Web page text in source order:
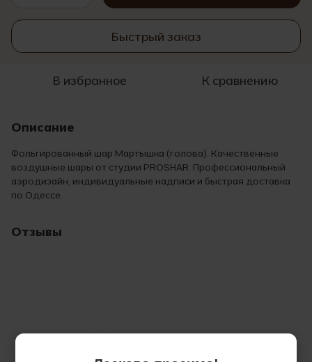
Быстрый заказ
В избранное К сравнению
Описание
Фольгированный шар Мартышка (голова). Качественные
воздушные шары от студии PROSHAR. Профессиональный
аэродизайн, индивидуальные надписи и быстрая доставка
по Одессе.
Отзывы
Добавьте первый отзыв